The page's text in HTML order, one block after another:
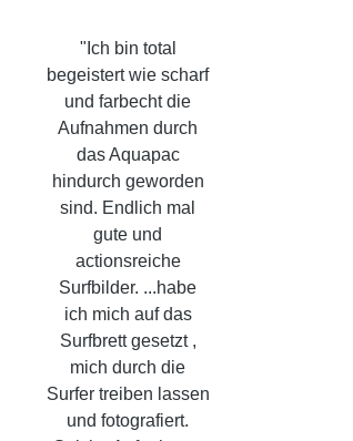
"Ich bin total
begeistert wie scharf
und farbecht die
Aufnahmen durch
das Aquapac
hindurch geworden
sind. Endlich mal
gute und
actionsreiche
Surfbilder. ...habe
ich mich auf das
Surfbrett gesetzt ,
mich durch die
Surfer treiben lassen
und fotografiert.